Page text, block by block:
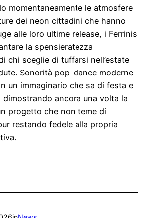
momentaneamente le atmosfere
dei neon cittadini che hanno
alle loro ultime release, i Ferrinis
la spensieratezza
chi sceglie di tuffarsi nell’estate
Sonorità pop-dance moderne
un immaginario che sa di festa e
dimostrando ancora una volta la
progetto che non teme di
restando fedele alla propria